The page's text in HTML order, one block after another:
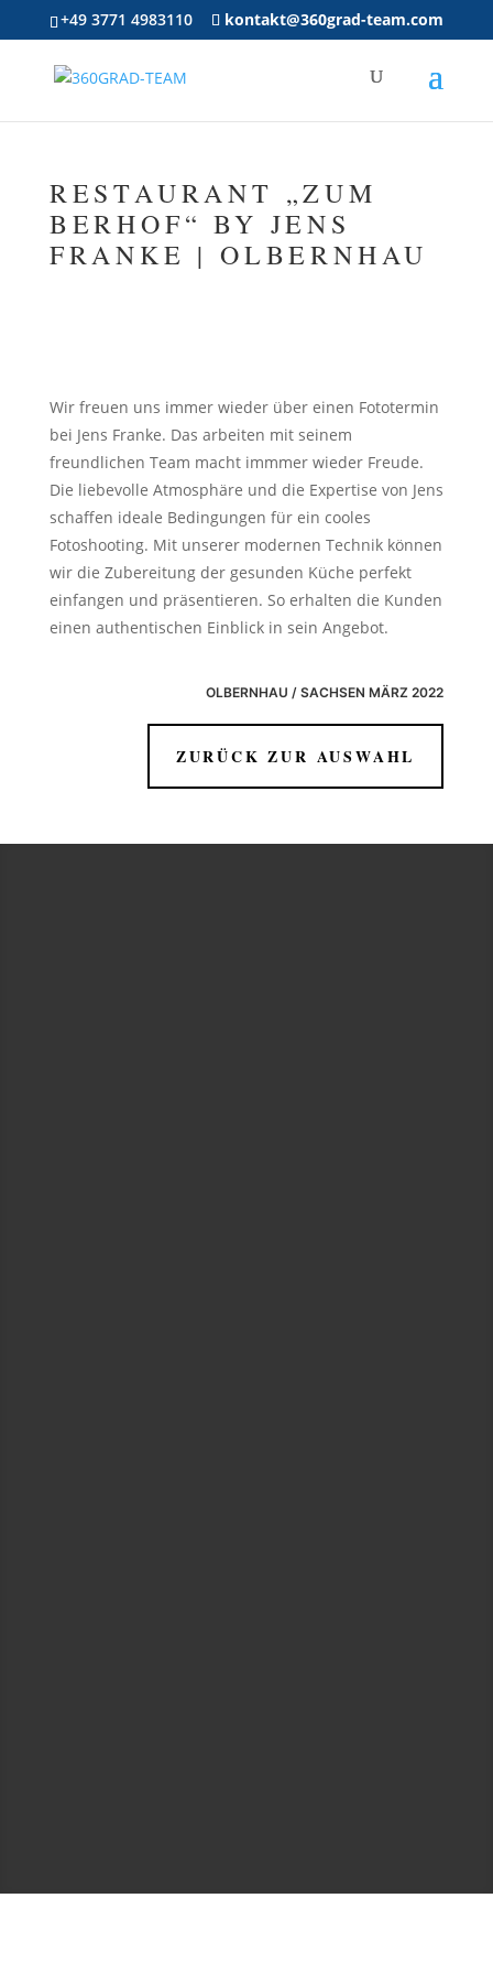
+49 3771 4983110 kontakt@360grad-team.com
RESTAURANT „ZUM
BERHOF“ BY JENS
FRANKE | OLBERNHAU
Wir freuen uns immer wieder über einen Fototermin
bei Jens Franke. Das arbeiten mit seinem
freundlichen Team macht immmer wieder Freude.
Die liebevolle Atmosphäre und die Expertise von Jens
schaffen ideale Bedingungen für ein cooles
Fotoshooting. Mit unserer modernen Technik können
wir die Zubereitung der gesunden Küche perfekt
einfangen und präsentieren. So erhalten die Kunden
einen authentischen Einblick in sein Angebot.
OLBERNHAU / SACHSEN MÄRZ 2022
ZURÜCK ZUR AUSWAHL